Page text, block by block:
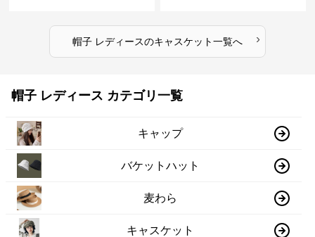
帽子 レディースのキャスケット一覧へ ›
帽子 レディース カテゴリ一覧
キャップ
バケットハット
麦わら
キャスケット